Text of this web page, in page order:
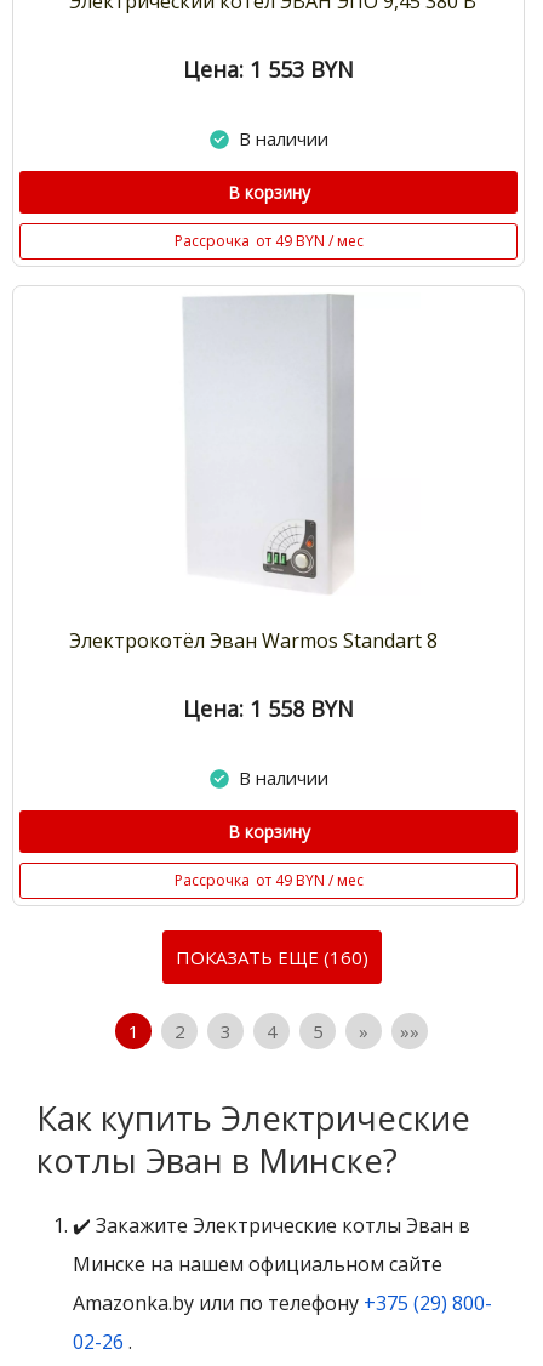
Цена: 1 553 BYN
В наличии
В корзину
Рассрочка от 49 BYN / мес
Электрокотёл Эван Warmos Standart 8
Цена: 1 558 BYN
В наличии
В корзину
Рассрочка от 49 BYN / мес
ПОКАЗАТЬ ЕЩЕ (160)
1 2 3 4 5 » »»
Как купить Электрические
котлы Эван в Минске?
✔️ Закажите Электрические котлы Эван в
Минске на нашем официальном сайте
Amazonka.by или по телефону +375 (29) 800-
02-26 .